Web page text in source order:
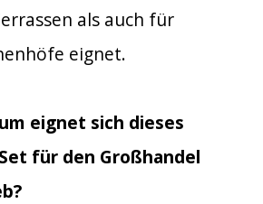
als auch für
eignet.
eignet sich dieses
für den Großhandel